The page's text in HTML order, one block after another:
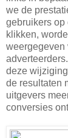
we de
gebruikers op
klikken,
weergegeven
deze
de resultaten
uitgevers
conversies